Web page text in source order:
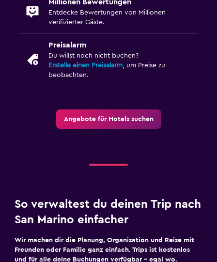
Millionen Bewertungen
Entdecke Bewertungen von Millionen
verifizierter Gäste.
Preisalarm
Du willst noch nicht buchen?
Erstelle einen Preisalarm , um Preise zu
beobachten.
Angebote für Hotels suchen
So verwaltest du deinen Trip nach
San Marino einfacher
Wir machen dir die Planung, Organisation und Reise mit
Freunden oder Familie ganz einfach. Trips ist kostenlos
und für alle deine Buchungen verfügbar – egal wo.